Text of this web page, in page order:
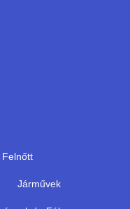
Felnőtt
Járművek